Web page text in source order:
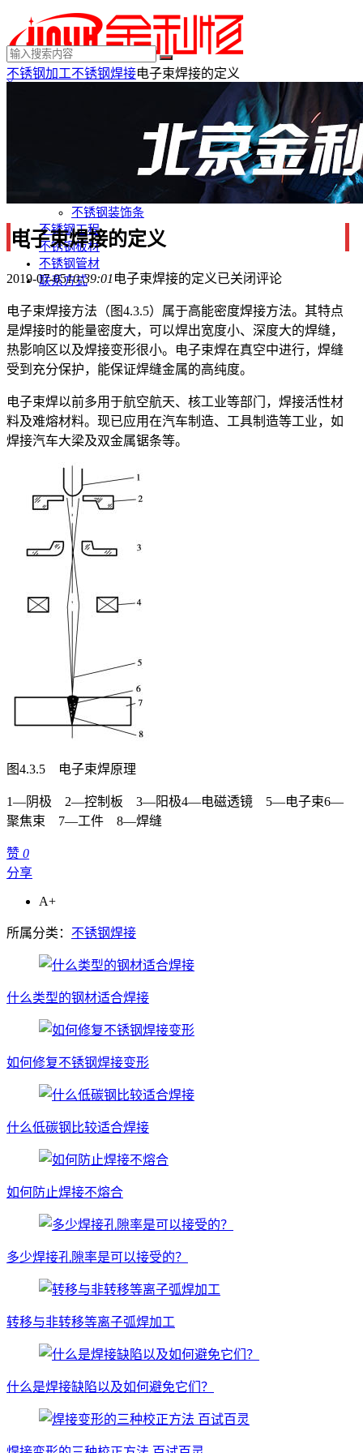
×
不锈钢装饰条
不锈钢工程
不锈钢板材
不锈钢管材
联系方式
不锈钢加工不锈钢焊接电子束焊接的定义
电子束焊接的定义
2019-07-0510:39:01 电子束焊接的定义已关闭评论
电子束焊接方法（图4.3.5）属于高能密度焊接方法。其特点
是焊接时的能量密度大，可以焊出宽度小、深度大的焊缝，
热影响区以及焊接变形很小。电子束焊在真空中进行，焊缝
受到充分保护，能保证焊缝金属的高纯度。
电子束焊以前多用于航空航天、核工业等部门，焊接活性材
料及难熔材料。现已应用在汽车制造、工具制造等工业，如
焊接汽车大梁及双金属锯条等。
图4.3.5 电子束焊原理
1—阴极 2—控制板 3—阳极4—电磁透镜 5—电子束6—
聚焦束 7—工件 8—焊缝
赞 0
分享
A+
所属分类： 不锈钢焊接
什么类型的钢材适合焊接
如何修复不锈钢焊接变形
什么低碳钢比较适合焊接
如何防止焊接不熔合
多少焊接孔隙率是可以接受的？
转移与非转移等离子弧焊加工
什么是焊接缺陷以及如何避免它们？